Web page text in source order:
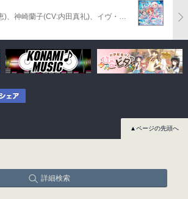
安部菜々(CV:三宅麻理恵)、神崎蘭子(CV:内田真礼)、イヴ・サンタクロース(CV:松永あかね)
▲ページの先頭へ
詳細検索